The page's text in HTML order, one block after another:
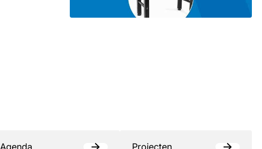
Agenda Projecten